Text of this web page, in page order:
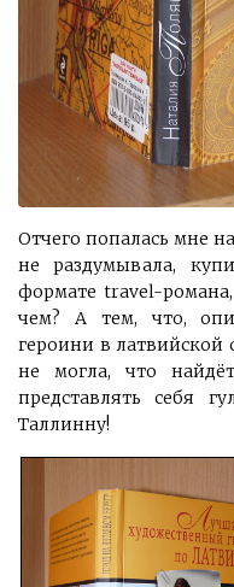
Отчего попалась мне
не раздумывала,
формате travel-романа,
чем? А тем, что,
героини в латвийской
не могла, что
представлять себя
Таллинну!